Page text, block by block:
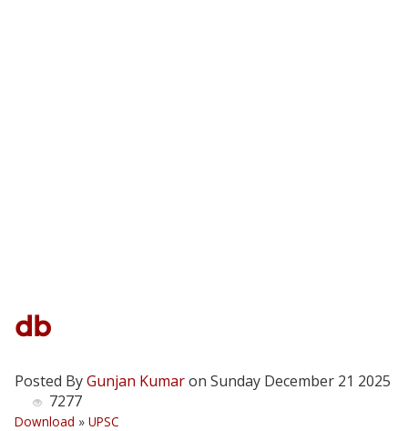
db
Posted ByGunjan Kumaron Sunday December 21 2025
7277
Download » UPSC